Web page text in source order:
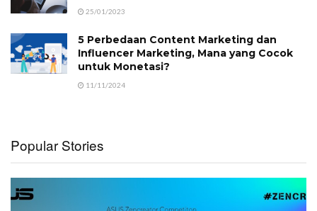
25/01/2023
5 Perbedaan Content Marketing dan
Influencer Marketing, Mana yang Cocok
untuk Monetasi?
11/11/2024
Popular Stories